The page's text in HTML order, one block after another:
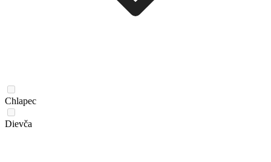
Chlapec
Dievča